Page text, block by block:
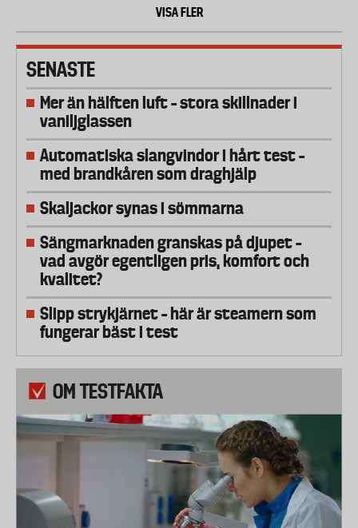
VISA FLER
SENASTE
Mer än hälften luft – stora skillnader i
vaniljglassen
Automatiska slangvindor i hårt test –
med brandkåren som draghjälp
Skaljackor synas i sömmarna
Sängmarknaden granskas på djupet –
vad avgör egentligen pris, komfort och
kvalitet?
Slipp strykjärnet – här är steamern som
fungerar bäst i test
OM TESTFAKTA